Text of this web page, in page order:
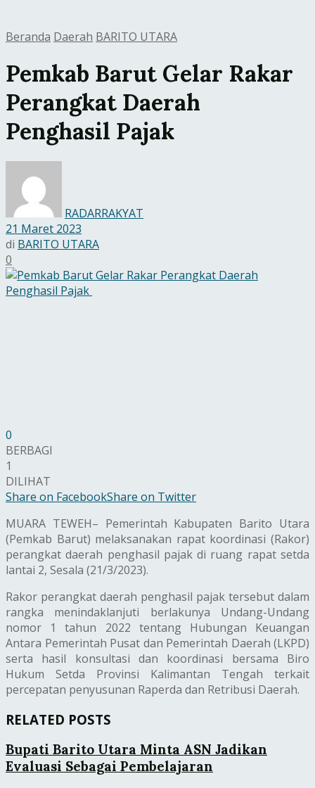
Beranda Daerah BARITO UTARA
Pemkab Barut Gelar Rakar
Perangkat Daerah
Penghasil Pajak
RADARRAKYAT
21 Maret 2023
di BARITO UTARA
0
0
BERBAGI
1
DILIHAT
Share on FacebookShare on Twitter
MUARA TEWEH– Pemerintah Kabupaten Barito Utara
(Pemkab Barut) melaksanakan rapat koordinasi (Rakor)
perangkat daerah penghasil pajak di ruang rapat setda
lantai 2, Sesala (21/3/2023).
Rakor perangkat daerah penghasil pajak tersebut dalam
rangka menindaklanjuti berlakunya Undang-Undang
nomor 1 tahun 2022 tentang Hubungan Keuangan
Antara Pemerintah Pusat dan Pemerintah Daerah (LKPD)
serta hasil konsultasi dan koordinasi bersama Biro
Hukum Setda Provinsi Kalimantan Tengah terkait
percepatan penyusunan Raperda dan Retribusi Daerah.
RELATED POSTS
Bupati Barito Utara Minta ASN Jadikan
Evaluasi Sebagai Pembelajaran